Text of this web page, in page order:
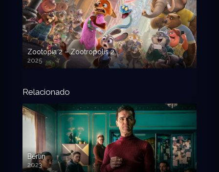
Zootopia 2 – Zootropolis 2
2025
720p HD
Relacionado
Berlín
2023